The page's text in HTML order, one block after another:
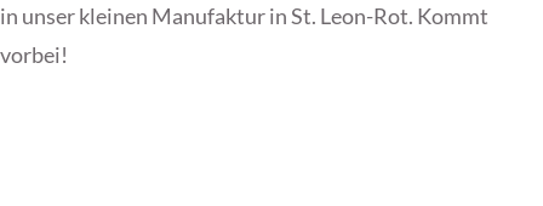
in unser kleinen Manufaktur in St. Leon-Rot. Kommt
vorbei!